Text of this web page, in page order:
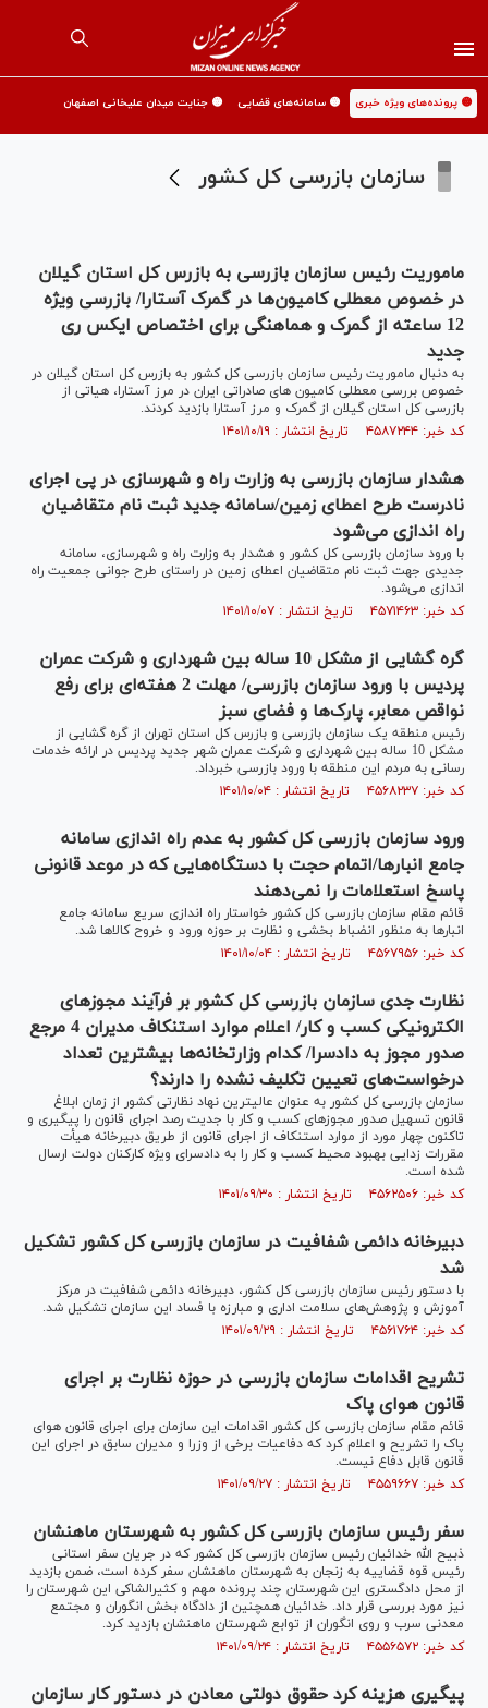
🟡 پرونده‌های ویژه خبری 🟡 سامانه‌های قضایی 🟡 جنایت میدان علیخانی اصفهان
سازمان بازرسی کل کشور
ماموریت رئیس سازمان بازرسی به بازرس کل استان گیلان
در خصوص معطلی کامیون‌ها در گمرک آستارا/ بازرسی ویژه
12 ساعته از گمرک و هماهنگی برای اختصاص ایکس ری
جدید
به دنبال ماموریت رئیس سازمان بازرسی کل کشور به بازرس کل استان گیلان در
خصوص بررسی معطلی کامیون های صادراتی ایران در مرز آستارا، هیاتی از
بازرسی کل استان گیلان از گمرک و مرز آستارا بازدید کردند.
کد خبر: ۴۵۸۷۲۴۴ تاریخ انتشار : ۱۴۰۱/۱۰/۱۹
هشدار سازمان بازرسی به وزارت راه و شهرسازی در پی اجرای
نادرست طرح اعطای زمین/سامانه‌ جدید ثبت نام متقاضیان
راه اندازی می‌شود
با ورود سازمان بازرسی کل کشور و هشدار به وزارت راه و شهرسازی، سامانه
جدیدی جهت ثبت نام متقاضیان اعطای زمین در راستای طرح جوانی جمعیت راه
اندازی می‌شود.
کد خبر: ۴۵۷۱۴۶۳ تاریخ انتشار : ۱۴۰۱/۱۰/۰۷
گره گشایی از مشکل 10 ساله بین شهرداری و شرکت عمران
پردیس با ورود سازمان بازرسی/ مهلت 2 هفته‌ای برای رفع
نواقص معابر، پارک‌ها و فضای سبز
رئیس منطقه یک سازمان بازرسی و بازرس کل استان تهران از گره گشایی از
مشکل 10 ساله بین شهرداری و شرکت عمران شهر جدید پردیس در ارائه خدمات
رسانی به مردم این منطقه با ورود بازرسی خبرداد.
کد خبر: ۴۵۶۸۲۳۷ تاریخ انتشار : ۱۴۰۱/۱۰/۰۴
ورود سازمان بازرسی کل کشور به عدم راه اندازی سامانه
جامع انبارها/اتمام حجت با دستگاه‌هایی که در موعد قانونی
پاسخ استعلامات را نمی‌دهند
قائم مقام سازمان بازرسی کل کشور خواستار راه اندازی سریع سامانه جامع
انبارها به منظور انضباط بخشی و نظارت بر حوزه ورود و خروح کالاها شد.
کد خبر: ۴۵۶۷۹۵۶ تاریخ انتشار : ۱۴۰۱/۱۰/۰۴
نظارت جدی سازمان بازرسی کل کشور بر فرآیند مجوزهای
الکترونیکی کسب و کار/ اعلام موارد استنکاف مدیران 4 مرجع
صدور مجوز به دادسرا/ کدام وزارتخانه‌ها بیشترین تعداد
درخواست‌های تعیین تکلیف نشده را دارند؟
سازمان بازرسی کل کشور به عنوان عالیترین نهاد نظارتی کشور از زمان ابلاغ
قانون تسهیل صدور مجوزهای کسب و کار با جدیت رصد اجرای قانون را پیگیری و
تاکنون چهار مورد از موارد استنکاف از اجرای قانون از طریق دبیرخانه هیأت
مقررات زدایی بهبود محیط کسب و کار را به دادسرای ویژه کارکنان دولت ارسال
شده است.
کد خبر: ۴۵۶۲۵۰۶ تاریخ انتشار : ۱۴۰۱/۰۹/۳۰
دبیرخانه دائمی شفافیت در سازمان بازرسی کل کشور تشکیل
شد
با دستور رئیس سازمان بازرسی کل کشور، دبیرخانه دائمی شفافیت در مرکز
آموزش و پژوهش‌های سلامت اداری و مبارزه با فساد این سازمان تشکیل شد.
کد خبر: ۴۵۶۱۷۶۴ تاریخ انتشار : ۱۴۰۱/۰۹/۲۹
تشریح اقدامات سازمان بازرسی در حوزه نظارت بر اجرای
قانون هوای پاک
قائم مقام سازمان بازرسی کل کشور اقدامات این سازمان برای اجرای قانون هوای
پاک را تشریح و اعلام کرد که دفاعیات برخی از وزرا و مدیران سابق در اجرای این
قانون قابل دفاع نیست.
کد خبر: ۴۵۵۹۶۶۷ تاریخ انتشار : ۱۴۰۱/۰۹/۲۷
سفر رئیس سازمان بازرسی کل کشور به شهرستان ماهنشان
ذبیح الله خدائیان رئیس سازمان بازرسی کل کشور که در جریان سفر استانی
رئیس قوه قضاییه به زنجان به شهرستان ماهنشان سفر کرده است، ضمن بازدید
از محل دادگستری این شهرستان چند پرونده مهم و کثیرالشاکی این شهرستان را
نیز مورد بررسی قرار داد. خدائیان همچنین از دادگاه بخش انگوران و مجتمع
معدنی سرب و روی انگوران از توابع شهرستان ماهنشان بازدید کرد.
کد خبر: ۴۵۵۶۵۷۲ تاریخ انتشار : ۱۴۰۱/۰۹/۲۴
پیگیری هزینه کرد حقوق دولتی معادن در دستور کار سازمان